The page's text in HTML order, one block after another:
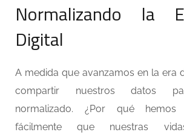
Normalizando la
Digital
A medida que avanzamos en la era
compartir nuestros datos
normalizado. ¿Por qué
fácilmente que nuestras